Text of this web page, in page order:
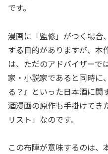
です。
漫画に「監修」がつく場合
する目的がありますが、本
は、ただのアドバイザーで
家・小説家であると同時に
る？』といった日本酒に関
酒漫画の原作も手掛けてき
リスト」なのです。
この布陣が意味するのは、